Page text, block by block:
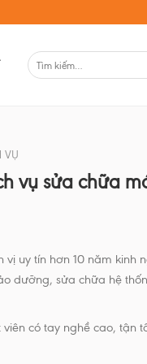
VỤ
vụ sửa chữa
vị uy tín hơn 10 năm kinh
dưỡng, sửa chữa hệ
có tay nghề cao, tận